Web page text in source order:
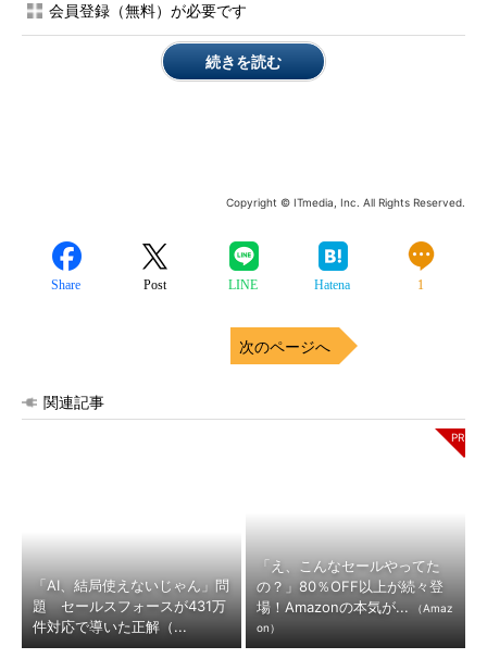
会員登録（無料）が必要です
続きを読む
Copyright © ITmedia, Inc. All Rights Reserved.
Share Post LINE Hatena 1
次のページへ
関連記事
「AI、結局使えないじゃん」問
題 セールスフォースが431万
件対応で導いた正解（...
「え、こんなセールやってた
の？」80％OFF以上が続々登
場！Amazonの本気が...
（Amaz
on）